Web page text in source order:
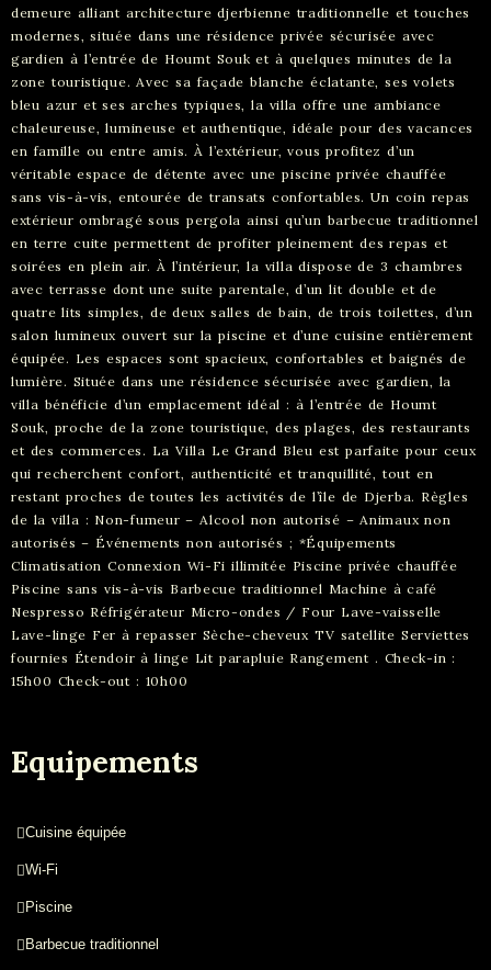
demeure alliant architecture djerbienne traditionnelle et touches
modernes, située dans une résidence privée sécurisée avec
gardien à l’entrée de Houmt Souk et à quelques minutes de la
zone touristique. Avec sa façade blanche éclatante, ses volets
bleu azur et ses arches typiques, la villa offre une ambiance
chaleureuse, lumineuse et authentique, idéale pour des vacances
en famille ou entre amis. À l’extérieur, vous profitez d’un
véritable espace de détente avec une piscine privée chauffée
sans vis-à-vis, entourée de transats confortables. Un coin repas
extérieur ombragé sous pergola ainsi qu’un barbecue traditionnel
en terre cuite permettent de profiter pleinement des repas et
soirées en plein air. À l’intérieur, la villa dispose de 3 chambres
avec terrasse dont une suite parentale, d’un lit double et de
quatre lits simples, de deux salles de bain, de trois toilettes, d’un
salon lumineux ouvert sur la piscine et d’une cuisine entièrement
équipée. Les espaces sont spacieux, confortables et baignés de
lumière. Située dans une résidence sécurisée avec gardien, la
villa bénéficie d’un emplacement idéal : à l’entrée de Houmt
Souk, proche de la zone touristique, des plages, des restaurants
et des commerces. La Villa Le Grand Bleu est parfaite pour ceux
qui recherchent confort, authenticité et tranquillité, tout en
restant proches de toutes les activités de l’île de Djerba. Règles
de la villa : Non-fumeur – Alcool non autorisé – Animaux non
autorisés – Événements non autorisés ; *Équipements
Climatisation Connexion Wi-Fi illimitée Piscine privée chauffée
Piscine sans vis-à-vis Barbecue traditionnel Machine à café
Nespresso Réfrigérateur Micro-ondes / Four Lave-vaisselle
Lave-linge Fer à repasser Sèche-cheveux TV satellite Serviettes
fournies Étendoir à linge Lit parapluie Rangement . Check-in :
15h00 Check-out : 10h00
Equipements
Cuisine équipée
Wi-Fi
Piscine
Barbecue traditionnel